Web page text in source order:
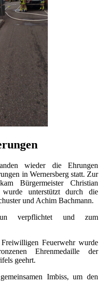
wieder die Ehrungen
in Wernersberg statt. Zur
Bürgermeister Christian
unterstützt durch die
und Achim Bachmann.
verpflichtet und zum
Feuerwehr wurde
Ehrenmedaille der
geehrt.
Imbiss, um den